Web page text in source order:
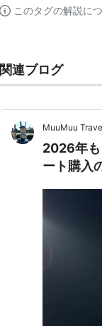
このタグの解説に
関連ブログ
MuuMuu
2026年も
ート購入